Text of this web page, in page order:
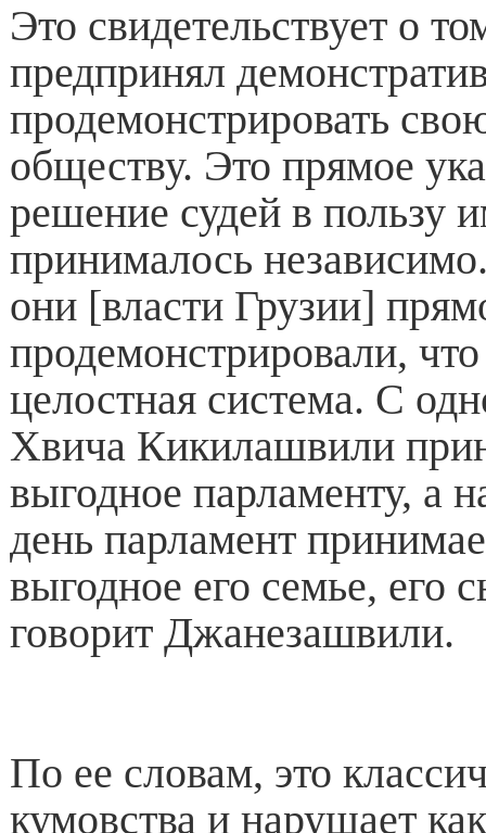
Это свидетельствует о
предпринял
продемонстрировать
обществу. Это прямое
решение судей в пользу
принималось
они [власти Грузии]
продемонстрировали,
целостная система. С
Хвича Кикилашвили
выгодное парламенту, а
день парламент
выгодное его семье, его
говорит Джанезашвили.
По ее словам, это
кумовства и нарушает